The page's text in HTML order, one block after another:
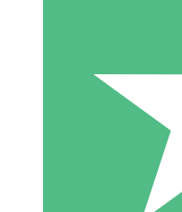
Paquetes de
Paga según el uso con